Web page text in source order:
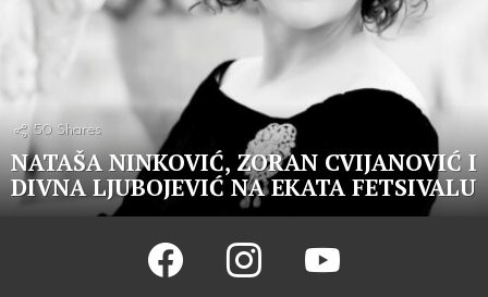
50 Shares
NATAŠA NINKOVIĆ, ZORAN CVIJANOVIĆ I
DIVNA LJUBOJEVIĆ NA EKATA FETSIVALU
facebook instagram youtube